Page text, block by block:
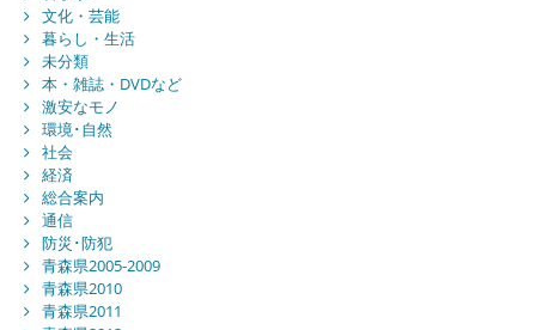
文化・芸能
暮らし・生活
未分類
本・雑誌・DVDなど
激安なモノ
環境･自然
社会
経済
総合案内
通信
防災･防犯
青森県2005-2009
青森県2010
青森県2011